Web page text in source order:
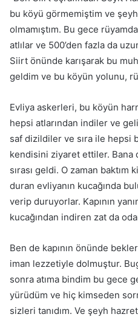
bu köyü görmemiştim ve
olmamıştım. Bu gece
atlılar ve 500’den fazla da
Siirt önünde karışarak bu
geldim ve bu köyün yolunu,
Evliya askerleri, bu köyün
hepsi atla­rından indiler ve
saf dizildiler ve sıra ile hepsi
kendisini ziyaret ettiler. Bana
sırası geldi. O zaman baktım
duran evliyanın kucağında
verip duruyorlar. Kapının
kucağından indiren zat da
Ben de kapının önünde
iman lezze­tiyle dolmuştur.
sonra atıma bindim bu gece
yürüdüm ve hiç kimseden
sizleri tanıdım. Ve şeyh